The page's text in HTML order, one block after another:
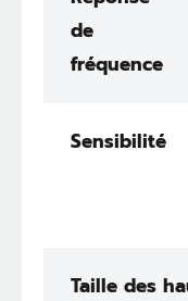
de
fréquence
Sensibilité
Taille des